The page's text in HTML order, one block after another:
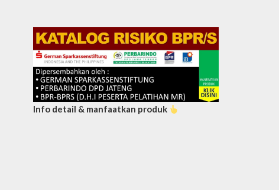
Info detail & manfaatkan produk